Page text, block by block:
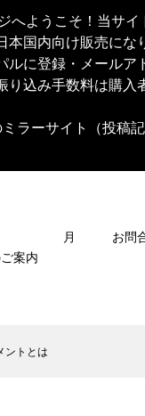
ようこそ！当サイ
国内向け販売にな
ルに登録・メールア
込み手数料は購入
ラーサイト（投稿
用」 月
案内
お
ントとは